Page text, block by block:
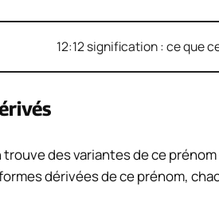
12:12 signification : ce que
trouve des variantes de ce
dérivées de ce prénom,